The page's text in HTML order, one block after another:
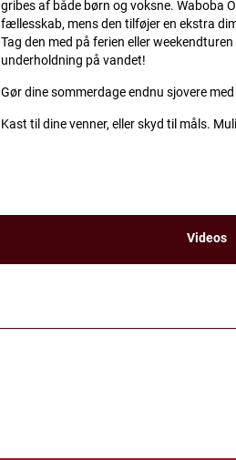
gribes af både børn og voksne. Waboba
fællesskab, mens den tilføjer en ekstra
Tag den med på ferien eller
underholdning på vandet!
Gør dine sommerdage endnu sjovere
Kast til dine venner, eller skyd til måls.
Videos